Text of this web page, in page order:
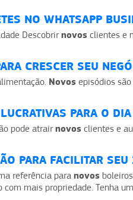
NO WHATSAPP
Descobrirnovos clientes e
CRESCER SEU
Novos episódios são
PARA O
pode atrairnovos clientes e
PARA FACILITAR
referência para novos
com mais propriedade. Tenha um